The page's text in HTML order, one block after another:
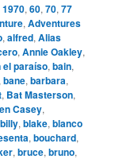
1970,60,70,77
,Adventures
,alfred,Alias
,Annie Oakley,
paraíso,bain,
,bane,barbara,
, Bat Masterson,
Casey,
billy,blake,blanco
,bouchard,
,bruce,bruno,